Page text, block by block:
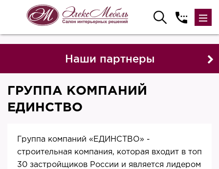
Наши партнеры
ГРУППА КОМПАНИЙ
ЕДИНСТВО
Группа компаний «ЕДИНСТВО» -
строительная компания, которая входит в топ
30 застройщиков России и является лидером